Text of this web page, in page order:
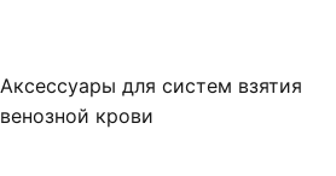
Аксессуары для систем взятия
венозной крови